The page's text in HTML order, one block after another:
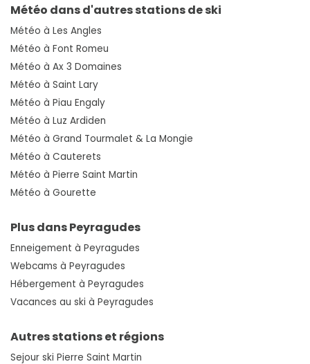
Météo dans d'autres stations de ski
Météo à Les Angles
Météo à Font Romeu
Météo à Ax 3 Domaines
Météo à Saint Lary
Météo à Piau Engaly
Météo à Luz Ardiden
Météo à Grand Tourmalet & La Mongie
Météo à Cauterets
Météo à Pierre Saint Martin
Météo à Gourette
Plus dans Peyragudes
Enneigement à Peyragudes
Webcams à Peyragudes
Hébergement à Peyragudes
Vacances au ski à Peyragudes
Autres stations et régions
Sejour ski Pierre Saint Martin